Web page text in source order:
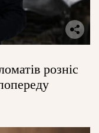
розніс